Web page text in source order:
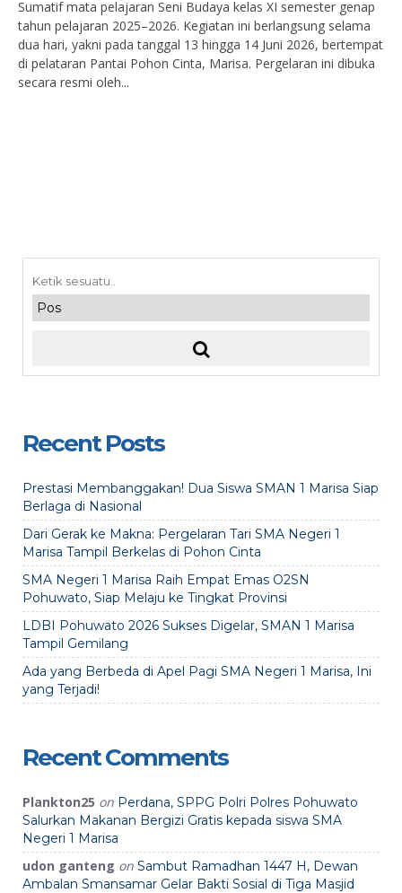
Sumatif mata pelajaran Seni Budaya kelas XI semester genap
tahun pelajaran 2025–2026. Kegiatan ini berlangsung selama
dua hari, yakni pada tanggal 13 hingga 14 Juni 2026, bertempat
di pelataran Pantai Pohon Cinta, Marisa. Pergelaran ini dibuka
secara resmi oleh...
Recent Posts
Prestasi Membanggakan! Dua Siswa SMAN 1 Marisa Siap
Berlaga di Nasional
Dari Gerak ke Makna: Pergelaran Tari SMA Negeri 1
Marisa Tampil Berkelas di Pohon Cinta
SMA Negeri 1 Marisa Raih Empat Emas O2SN
Pohuwato, Siap Melaju ke Tingkat Provinsi
LDBI Pohuwato 2026 Sukses Digelar, SMAN 1 Marisa
Tampil Gemilang
Ada yang Berbeda di Apel Pagi SMA Negeri 1 Marisa, Ini
yang Terjadi!
Recent Comments
Plankton25 on Perdana, SPPG Polri Polres Pohuwato
Salurkan Makanan Bergizi Gratis kepada siswa SMA
Negeri 1 Marisa
udon ganteng on Sambut Ramadhan 1447 H, Dewan
Ambalan Smansamar Gelar Bakti Sosial di Tiga Masjid